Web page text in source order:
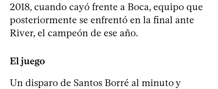
2018, cuando cayó frente a Boca, equipo que
posteriormente se enfrentó en la final ante
River, el campeón de ese año.
El juego
Un disparo de Santos Borré al minuto y